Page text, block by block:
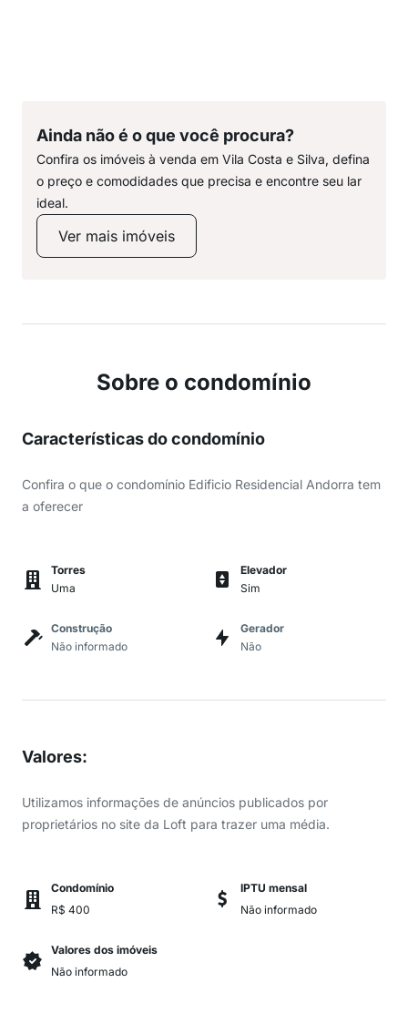
Ainda não é o que você procura?
Confira os imóveis à venda em Vila Costa e Silva, defina
o preço e comodidades que precisa e encontre seu lar
ideal.
Ver mais imóveis
Sobre o condomínio
Características do condomínio
Confira o que o condomínio Edificio Residencial Andorra tem
a oferecer
Torres
Uma
Elevador
Sim
Construção
Não informado
Gerador
Não
Valores:
Utilizamos informações de anúncios publicados por
proprietários no site da Loft para trazer uma média.
Condomínio
R$ 400
IPTU mensal
Não informado
Valores dos imóveis
Não informado